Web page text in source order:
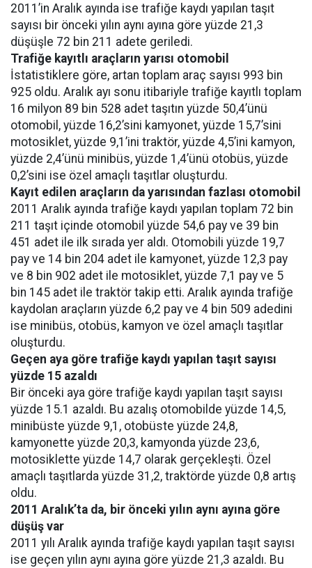
2011’in Aralık ayında ise trafiğe kaydı yapılan taşıt
sayısı bir önceki yılın aynı ayına göre yüzde 21,3
düşüşle 72 bin 211 adete geriledi.
Trafiğe kayıtlı araçların yarısı otomobil
İstatistiklere göre, artan toplam araç sayısı 993 bin
925 oldu. Aralık ayı sonu itibariyle trafiğe kayıtlı toplam
16 milyon 89 bin 528 adet taşıtın yüzde 50,4’ünü
otomobil, yüzde 16,2’sini kamyonet, yüzde 15,7’sini
motosiklet, yüzde 9,1’ini traktör, yüzde 4,5’ini kamyon,
yüzde 2,4’ünü minibüs, yüzde 1,4’ünü otobüs, yüzde
0,2’sini ise özel amaçlı taşıtlar oluşturdu.
Kayıt edilen araçların da yarısından fazlası otomobil
2011 Aralık ayında trafiğe kaydı yapılan toplam 72 bin
211 taşıt içinde otomobil yüzde 54,6 pay ve 39 bin
451 adet ile ilk sırada yer aldı. Otomobili yüzde 19,7
pay ve 14 bin 204 adet ile kamyonet, yüzde 12,3 pay
ve 8 bin 902 adet ile motosiklet, yüzde 7,1 pay ve 5
bin 145 adet ile traktör takip etti. Aralık ayında trafiğe
kaydolan araçların yüzde 6,2 pay ve 4 bin 509 adedini
ise minibüs, otobüs, kamyon ve özel amaçlı taşıtlar
oluşturdu.
Geçen aya göre trafiğe kaydı yapılan taşıt sayısı
yüzde 15 azaldı
Bir önceki aya göre trafiğe kaydı yapılan taşıt sayısı
yüzde 15.1 azaldı. Bu azalış otomobilde yüzde 14,5,
minibüste yüzde 9,1, otobüste yüzde 24,8,
kamyonette yüzde 20,3, kamyonda yüzde 23,6,
motosiklette yüzde 14,7 olarak gerçekleşti. Özel
amaçlı taşıtlarda yüzde 31,2, traktörde yüzde 0,8 artış
oldu.
2011 Aralık’ta da, bir önceki yılın aynı ayına göre
düşüş var
2011 yılı Aralık ayında trafiğe kaydı yapılan taşıt sayısı
ise geçen yılın aynı ayına göre yüzde 21,3 azaldı. Bu